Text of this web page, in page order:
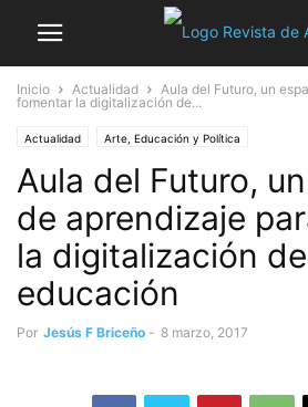
Inicio Actualidad
Aula del Futuro, un
fomentar la digitalización de...
Actualidad Arte, Educación y Política
Aula del Futuro,
de aprendizaje
la digitalización
educación
Por Jesús F Briceño - 8 marzo, 2017